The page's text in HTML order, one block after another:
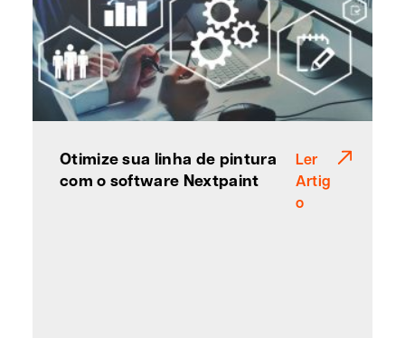
Otimize sua linha de pintura
com o software Nextpaint
Ler
Artig
o